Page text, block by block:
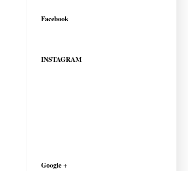
Facebook
INSTAGRAM
Google +